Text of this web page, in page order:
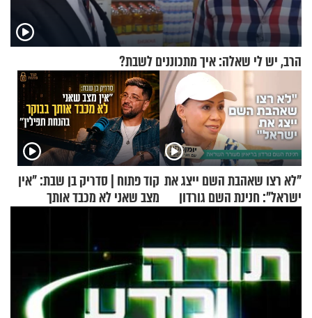
הרב, יש לי שאלה: איך מתכוננים לשבת?
"לא רצו שאהבת השם ייצג את
ישראל": חנינת השם גורדון
קוד פתוח | סדריק בן שבת: "אין
מצב שאני לא מכבד אותך